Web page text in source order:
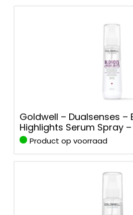
Goldwell – Dualsenses –
Highlights Serum Spray –
Product op voorraad